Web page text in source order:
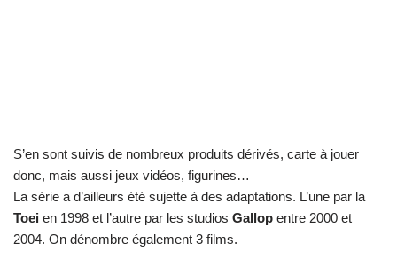
S’en sont suivis de nombreux produits dérivés, carte à jouer
donc, mais aussi jeux vidéos, figurines…
La série a d’ailleurs été sujette à des adaptations. L’une par la
Toei en 1998 et l’autre par les studios Gallop entre 2000 et
2004. On dénombre également 3 films.